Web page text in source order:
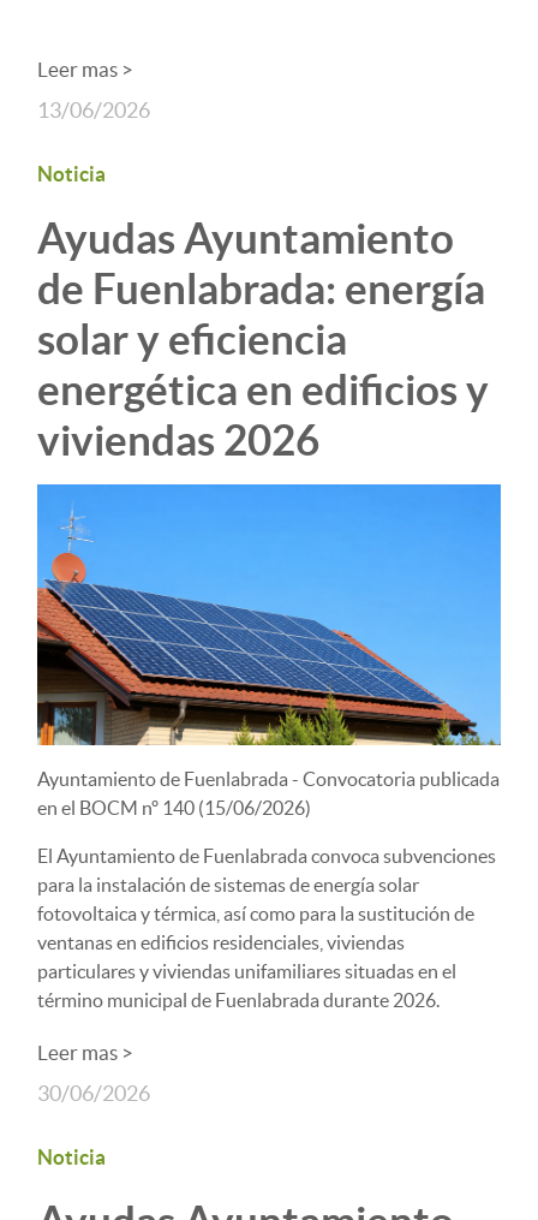
Leer mas >
13/06/2026
Noticia
Ayudas Ayuntamiento
de Fuenlabrada: energía
solar y eficiencia
energética en edificios y
viviendas 2026
Ayuntamiento de Fuenlabrada - Convocatoria publicada
en el BOCM nº 140 (15/06/2026)
El Ayuntamiento de Fuenlabrada convoca subvenciones
para la instalación de sistemas de energía solar
fotovoltaica y térmica, así como para la sustitución de
ventanas en edificios residenciales, viviendas
particulares y viviendas unifamiliares situadas en el
término municipal de Fuenlabrada durante 2026.
Leer mas >
30/06/2026
Noticia